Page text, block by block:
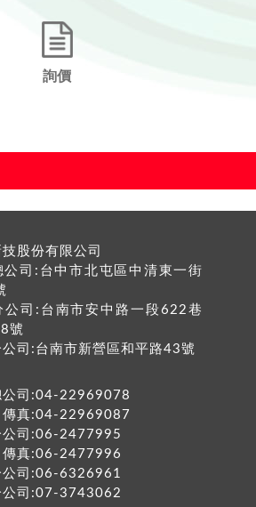
詢價
股份有限公司
公司: 台中市北屯區 中清東一街
公司:台南市安中路一段622巷
號
公司:台南市新營區和平路43號
公司:04-22969078
傳真:04-22969087
公司:06-2477995
傳真:06-2477996
公司:06-6326961
公司:07-3743062